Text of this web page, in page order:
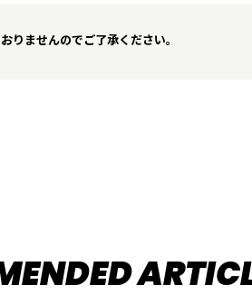
りませんのでご了承ください。